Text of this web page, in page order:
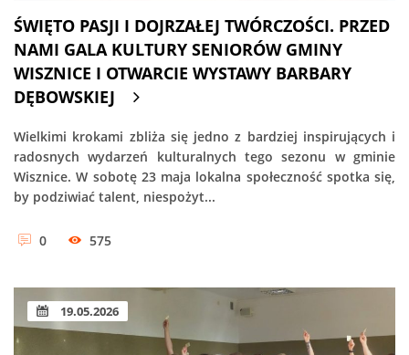
ŚWIĘTO PASJI I DOJRZAŁEJ TWÓRCZOŚCI. PRZED
NAMI GALA KULTURY SENIORÓW GMINY
WISZNICE I OTWARCIE WYSTAWY BARBARY
DĘBOWSKIEJ
Wielkimi krokami zbliża się jedno z bardziej inspirujących i
radosnych wydarzeń kulturalnych tego sezonu w gminie
Wisznice. W sobotę 23 maja lokalna społeczność spotka się,
by podziwiać talent, niespożyt...
0 575
19.05.2026